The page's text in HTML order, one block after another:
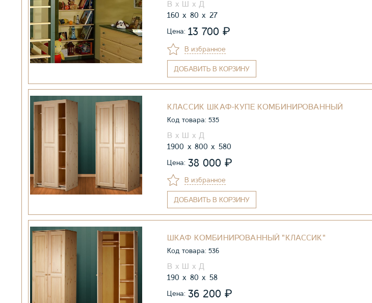
160 80 27
Цена: 13 700 ₽
В избранное
ДОБАВИТЬ В КОРЗИНУ
КЛАССИК ШКАФ-КУПЕ КОМБИНИРОВАННЫЙ
Код товара: 535
1900 800 580
Цена: 38 000 ₽
В избранное
ДОБАВИТЬ В КОРЗИНУ
ШКАФ КОМБИНИРОВАННЫЙ "КЛАССИК"
Код товара: 536
190 80 58
Цена: 36 200 ₽